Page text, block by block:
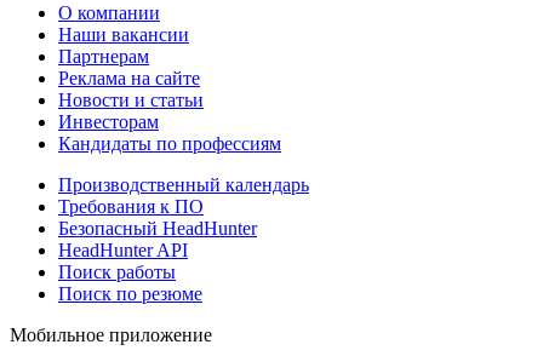
О компании
Наши вакансии
Партнерам
Реклама на сайте
Новости и статьи
Инвесторам
Кандидаты по профессиям
Производственный календарь
Требования к ПО
Безопасный HeadHunter
HeadHunter API
Поиск работы
Поиск по резюме
Мобильное приложение